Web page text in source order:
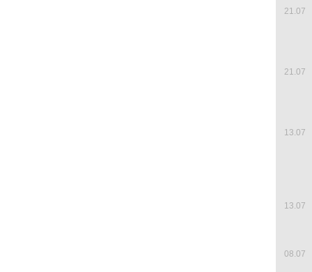
21.07
21.07
13.07
13.07
08.07